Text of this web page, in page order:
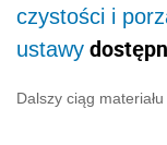
czystości i
ustawy
Dalszy ciąg